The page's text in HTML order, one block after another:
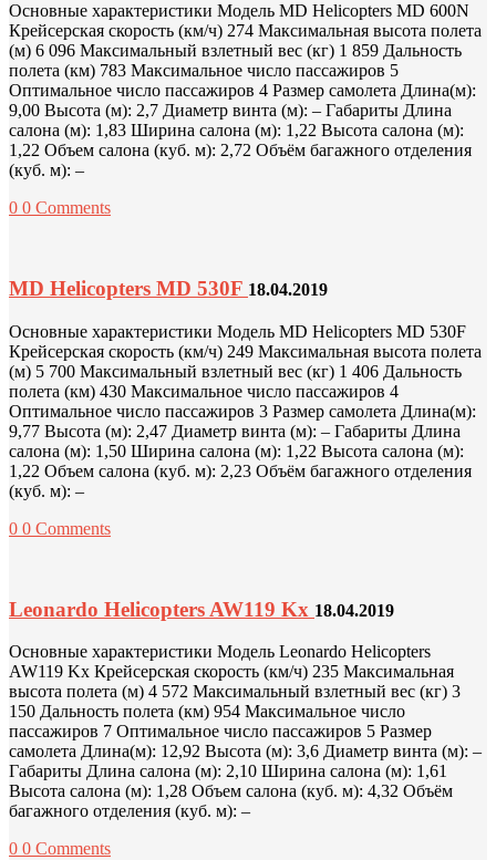
Основные характеристики Модель MD Helicopters MD 600N
Крейсерская скорость (км/ч) 274 Максимальная высота полета
(м) 6 096 Максимальный взлетный вес (кг) 1 859 Дальность
полета (км) 783 Максимальное число пассажиров 5
Оптимальное число пассажиров 4 Размер самолета Длина(м):
9,00 Высота (м): 2,7 Диаметр винта (м): – Габариты Длина
салона (м): 1,83 Ширина салона (м): 1,22 Высота салона (м):
1,22 Объем салона (куб. м): 2,72 Объём багажного отделения
(куб. м): –
0 0 Comments
MD Helicopters MD 530F 18.04.2019
Основные характеристики Модель MD Helicopters MD 530F
Крейсерская скорость (км/ч) 249 Максимальная высота полета
(м) 5 700 Максимальный взлетный вес (кг) 1 406 Дальность
полета (км) 430 Максимальное число пассажиров 4
Оптимальное число пассажиров 3 Размер самолета Длина(м):
9,77 Высота (м): 2,47 Диаметр винта (м): – Габариты Длина
салона (м): 1,50 Ширина салона (м): 1,22 Высота салона (м):
1,22 Объем салона (куб. м): 2,23 Объём багажного отделения
(куб. м): –
0 0 Comments
Leonardo Helicopters AW119 Kx 18.04.2019
Основные характеристики Модель Leonardo Helicopters
AW119 Kx Крейсерская скорость (км/ч) 235 Максимальная
высота полета (м) 4 572 Максимальный взлетный вес (кг) 3
150 Дальность полета (км) 954 Максимальное число
пассажиров 7 Оптимальное число пассажиров 5 Размер
самолета Длина(м): 12,92 Высота (м): 3,6 Диаметр винта (м): –
Габариты Длина салона (м): 2,10 Ширина салона (м): 1,61
Высота салона (м): 1,28 Объем салона (куб. м): 4,32 Объём
багажного отделения (куб. м): –
0 0 Comments